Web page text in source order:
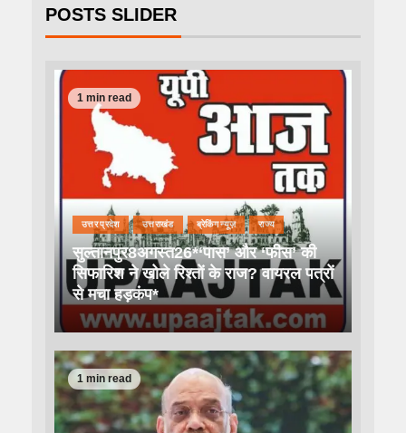
POSTS SLIDER
1 min read
उत्तर प्रदेश उत्तराखंड ब्रेकिंग न्यूज़ राज्य
सुल्तानपुर8अगस्त26*‘पास’ और ‘फीस’ की
सिफारिश ने खोले रिश्तों के राज? वायरल पत्रों
से मचा हड़कंप*
1 min read